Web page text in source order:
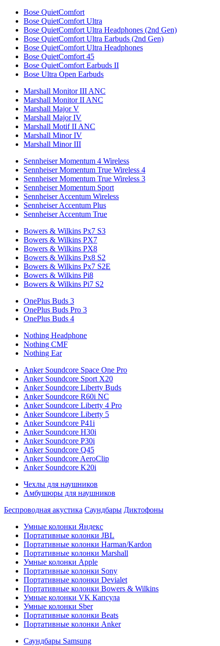
Bose QuietComfort
Bose QuietComfort Ultra
Bose QuietComfort Ultra Headphones (2nd Gen)
Bose QuietComfort Ultra Earbuds (2nd Gen)
Bose QuietComfort Ultra Headphones
Bose QuietComfort 45
Bose QuietComfort Earbuds II
Bose Ultra Open Earbuds
Marshall Monitor III ANC
Marshall Monitor II ANC
Marshall Major V
Marshall Major IV
Marshall Motif II ANC
Marshall Minor IV
Marshall Minor III
Sennheiser Momentum 4 Wireless
Sennheiser Momentum True Wireless 4
Sennheiser Momentum True Wireless 3
Sennheiser Momentum Sport
Sennheiser Accentum Wireless
Sennheiser Accentum Plus
Sennheiser Accentum True
Bowers & Wilkins Px7 S3
Bowers & Wilkins PX7
Bowers & Wilkins PX8
Bowers & Wilkins Px8 S2
Bowers & Wilkins Px7 S2E
Bowers & Wilkins Pi8
Bowers & Wilkins Pi7 S2
OnePlus Buds 3
OnePlus Buds Pro 3
OnePlus Buds 4
Nothing Headphone
Nothing CMF
Nothing Ear
Anker Soundcore Space One Pro
Anker Soundcore Sport X20
Anker Soundcore Liberty Buds
Anker Soundcore R60i NC
Anker Soundcore Liberty 4 Pro
Anker Soundcore Liberty 5
Anker Soundcore P41i
Anker Soundcore H30i
Anker Soundcore P30i
Anker Soundcore Q45
Anker Soundcore AeroClip
Anker Soundcore K20i
Чехлы для наушников
Амбушюры для наушников
Беспроводная акустика Саундбары Диктофоны
Умные колонки Яндекс
Портативные колонки JBL
Портативные колонки Harman/Kardon
Портативные колонки Marshall
Умные колонки Apple
Портативные колонки Sony
Портативные колонки Devialet
Портативные колонки Bowers & Wilkins
Умные колонки VK Капсула
Умные колонки Sber
Портативные колонки Beats
Портативные колонки Anker
Саундбары Samsung